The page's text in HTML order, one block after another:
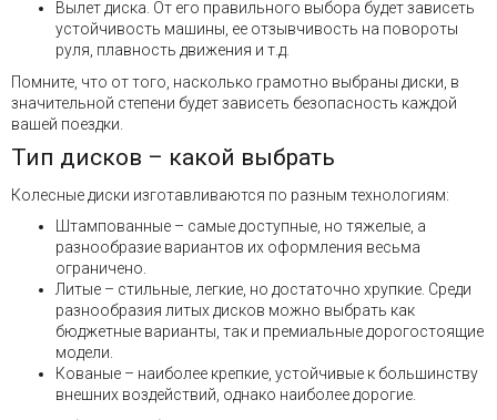
Вылет диска. От его правильного выбора будет зависеть
устойчивость машины, ее отзывчивость на повороты
руля, плавность движения и т.д.
Помните, что от того, насколько грамотно выбраны диски, в
значительной степени будет зависеть безопасность каждой
вашей поездки.
Тип дисков – какой выбрать
Колесные диски изготавливаются по разным технологиям:
Штампованные – самые доступные, но тяжелые, а
разнообразие вариантов их оформления весьма
ограничено.
Литые – стильные, легкие, но достаточно хрупкие. Среди
разнообразия литых дисков можно выбрать как
бюджетные варианты, так и премиальные дорогостоящие
модели.
Кованые – наиболее крепкие, устойчивые к большинству
внешних воздействий, однако наиболее дорогие.